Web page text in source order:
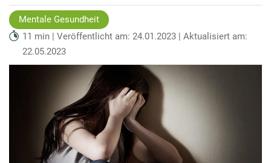
Mentale Gesundheit
11 min | Veröffentlicht am: 24.01.2023 | Aktualisiert am:
22.05.2023